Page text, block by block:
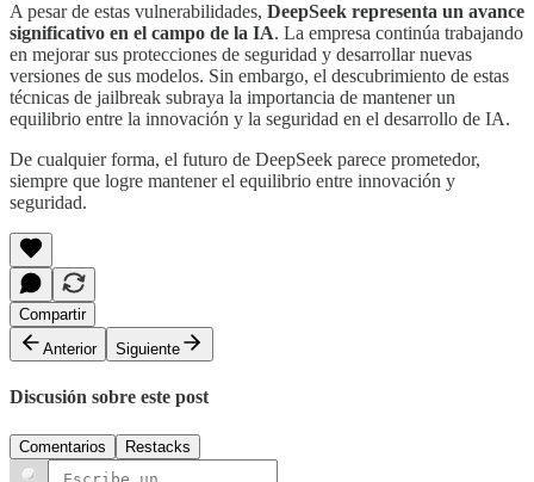
A pesar de estas vulnerabilidades, DeepSeek representa un avance
significativo en el campo de la IA. La empresa continúa trabajando
en mejorar sus protecciones de seguridad y desarrollar nuevas
versiones de sus modelos. Sin embargo, el descubrimiento de estas
técnicas de jailbreak subraya la importancia de mantener un
equilibrio entre la innovación y la seguridad en el desarrollo de IA.
De cualquier forma, el futuro de DeepSeek parece prometedor,
siempre que logre mantener el equilibrio entre innovación y
seguridad.
Compartir
Anterior
Siguiente
Discusión sobre este post
Comentarios Restacks